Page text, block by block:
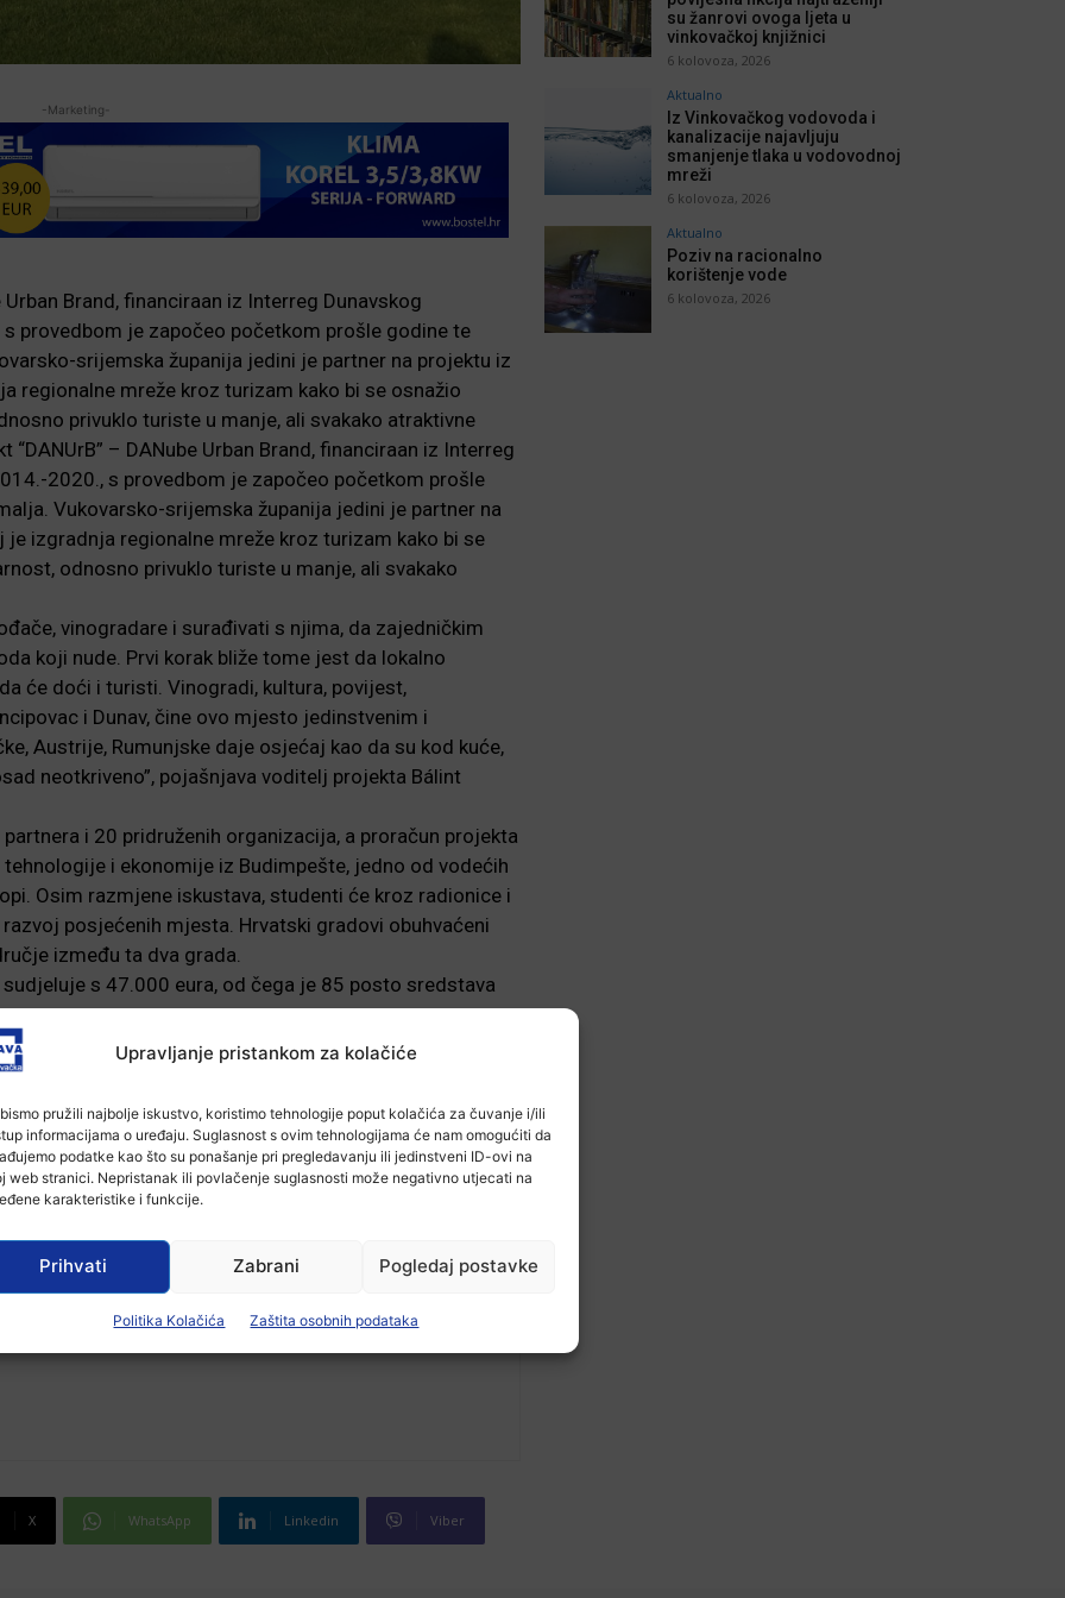
Upravljanje pristankom za kolačiće
pružili najbolje iskustvo, koristimo tehnologije poput kolačića za čuvanje i/ili
informacijama o uređaju. Suglasnost s ovim tehnologijama će nam omogućiti da
podatke kao što su ponašanje pri pregledavanju ili jedinstveni ID-ovi na
web stranici. Nepristanak ili povlačenje suglasnosti može negativno utjecati na
karakteristike i funkcije.
Prihvati Zabrani Pogledaj postavke
Politika Kolačića Zaštita osobnih podataka
-Marketing-
Brand, financiraan iz Interreg Dunavskog
provedbom je započeo početkom prošle godine te
srijemska županija jedini je partner na projektu iz
regionalne mreže kroz turizam kako bi se osnažio
privuklo turiste u manje, ali svakako atraktivne
– DANube Urban Brand, financiraan iz Interreg
2020., s provedbom je započeo početkom prošle
Vukovarsko-srijemska županija jedini je partner na
je izgradnja regionalne mreže kroz turizam kako bi se
odnosno privuklo turiste u manje, ali svakako
vinogradare i surađivati s njima, da zajedničkim
koji nude. Prvi korak bliže tome jest da lokalno
će doći i turisti. Vinogradi, kultura, povijest,
i Dunav, čine ovo mjesto jedinstvenim i
Austrije, Rumunjske daje osjećaj kao da su kod kuće,
neotkriveno”, pojašnjava voditelj projekta Bálint
i 20 pridruženih organizacija, a proračun projekta
i ekonomije iz Budimpešte, jedno od vodećih
Osim razmjene iskustava, studenti će kroz radionice i
posjećenih mjesta. Hrvatski gradovi obuhvaćeni
između ta dva grada.
s 47.000 eura, od čega je 85 posto sredstava
X WhatsApp Linkedin Viber
su žanrovi ovoga ljeta u
vinkovačkoj knjižnici
6 kolovoza, 2026
Aktualno
Iz Vinkovačkog vodovoda i
kanalizacije najavljuju
smanjenje tlaka u vodovodnoj
mreži
6 kolovoza, 2026
Aktualno
Poziv na racionalno
korištenje vode
6 kolovoza, 2026